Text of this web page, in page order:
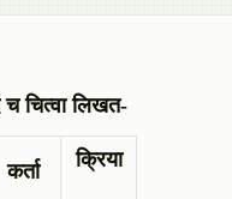
च चित्वा लिखत-
कर्ता क्रिया